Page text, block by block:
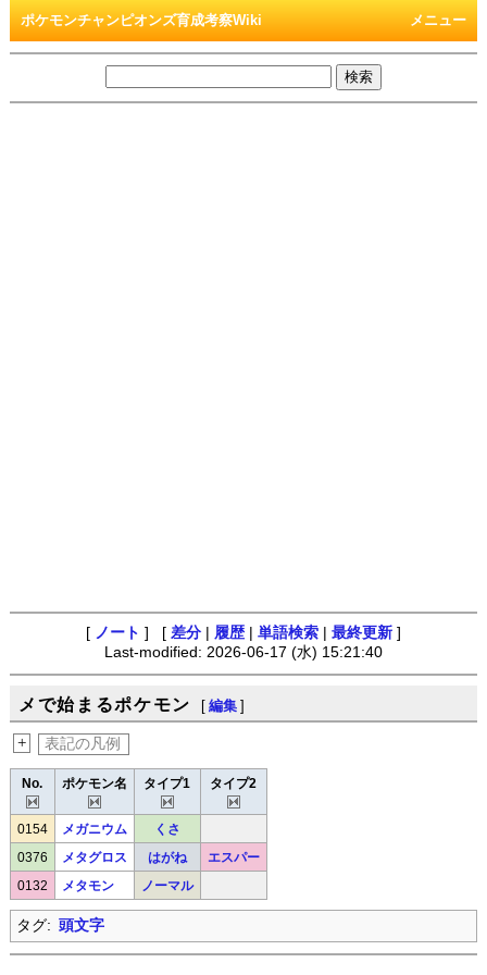
メニュー
ポケモンチャンピオンズ育成考察Wiki
[ ノート ] [ 差分 履歴 単語検索 最終更新 ]
Last-modified: 2026-06-17 (水) 15:21:40
メで始まるポケモン [ 編集 ]
+ 表記の凡例
No. ポケモン名 タイプ1 タイプ2
0154 メガニウム くさ
0376 メタグロス はがね エスパー
0132 メタモン ノーマル
タグ: 頭文字